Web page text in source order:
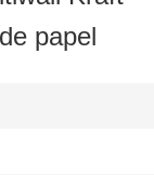
papel